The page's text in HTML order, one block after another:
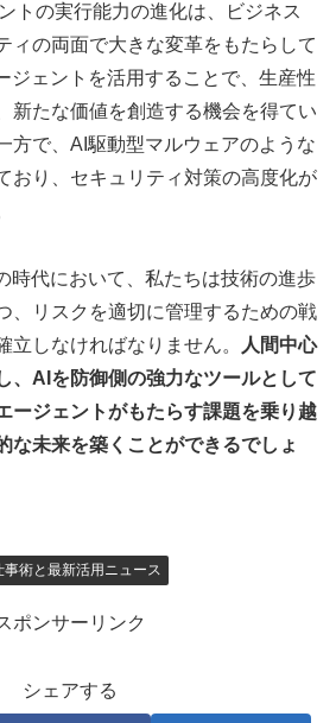
トの実行能力の進化は、ビジネス
ィの両面で大きな変革をもたらして
ジェントを活用することで、生産性
新たな価値を創造する機会を得てい
方で、AI駆動型マルウェアのような
おり、セキュリティ対策の高度化が
時代において、私たちは技術の進歩
、リスクを適切に管理するための戦
立しなければなりません。
人間中心
、AIを防御側の強力なツールとして
ージェントがもたらす課題を乗り越
な未来を築くことができるでしょ
事術と最新活用ニュース
ポンサーリンク
シェアする